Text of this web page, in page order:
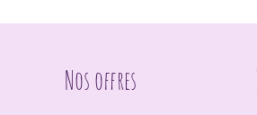
Nos offres